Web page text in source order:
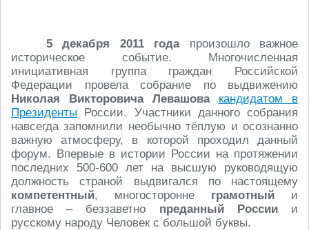
5 декабря 2011 годапроизошло важное
историческое событие. Многочисленная
инициативная группа граждан Российской
Федерации провела собрание по выдвижению
Николая Викторовича Левашова
кандидатом в
Президенты России. Участники данного собрания
навсегда запомнили необычно тёплую и осознанно
важную атмосферу, в которой проходил данный
форум. Впервые в истории России на протяжении
последних 500-600 лет на высшую руководящую
должность страной выдвигался по настоящему
компетентный, многосторонне грамотный и
главное – беззаветно преданный Россиии
русскому народу Человек с большой буквы.